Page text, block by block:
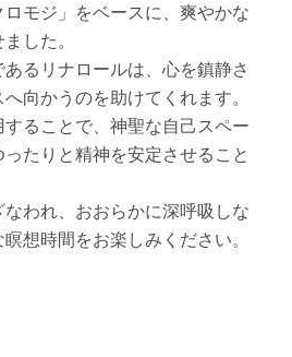
モジ」をベースに、爽やかな
した。
るリナロールは、心を鎮静さ
向かうのを助けてくれます。
ることで、神聖な自己スペー
たりと精神を安定させること
われ、おおらかに深呼吸しな
想時間をお楽しみください。